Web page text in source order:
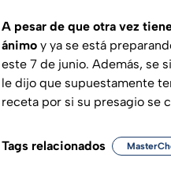
A pesar de que otra vez
ánimo y ya se está
este 7 de junio. Además, se
le dijo que supuestamente
receta por si su presagio se
Tags relacionados